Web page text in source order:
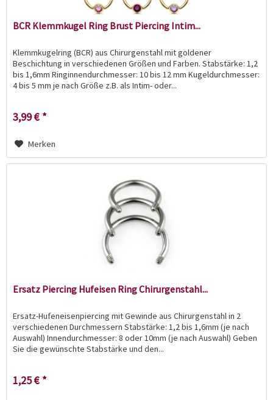
BCR Klemmkugel Ring Brust Piercing Intim...
Klemmkugelring (BCR) aus Chirurgenstahl mit goldener
Beschichtung in verschiedenen Größen und Farben. Stabstärke: 1,2
bis 1,6mm Ringinnendurchmesser: 10 bis 12 mm Kugeldurchmesser:
4 bis 5 mm je nach Größe z.B. als Intim- oder...
3,99 € *
Merken
Ersatz Piercing Hufeisen Ring Chirurgenstahl...
Ersatz-Hufeneisenpiercing mit Gewinde aus Chirurgenstahl in 2
verschiedenen Durchmessern Stabstärke: 1,2 bis 1,6mm (je nach
Auswahl) Innendurchmesser: 8 oder 10mm (je nach Auswahl) Geben
Sie die gewünschte Stabstärke und den...
1,25 € *